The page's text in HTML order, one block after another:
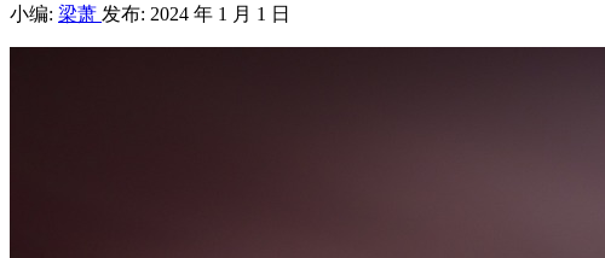
小编: 梁萧 发布: 2024 年 1 月 1 日